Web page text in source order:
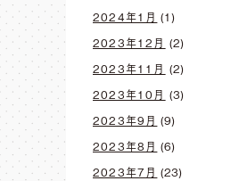
2024年1月 (1)
2023年12月 (2)
2023年11月 (2)
2023年10月 (3)
2023年9月 (9)
2023年8月 (6)
2023年7月 (23)